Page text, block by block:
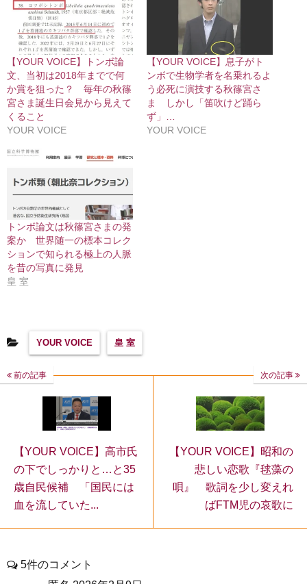
【YOUR VOICE】トンボ論
文、当初は2018年までで何
か賞を狙った？ 毎年の秋篠
宮さま誕生日会見から見えて
くること
YOUR VOICE
【YOUR VOICE】息子がト
ンボで生物学者を名乗れるよ
う必死に演技する秋篠宮さ
ま しかし「笛吹けど踊ら
ず」…
YOUR VOICE
トンボ論文は秋篠宮さまの発
案か 世界随一の標本コレク
ションで知られる極上の人脈
を昔の写真に発見
皇 室
YOUR VOICE 皇 室
前の記事
【YOUR VOICE】高市氏
の下でしっかりと…と35
歳自民候補 「国民には
血を流していた...
次の記事
【YOUR VOICE】昭和の
悲しい恋歌『毬藻の
唄』 歌詞を少し変えれ
ばFTM児の哀歌に
5件のコメント